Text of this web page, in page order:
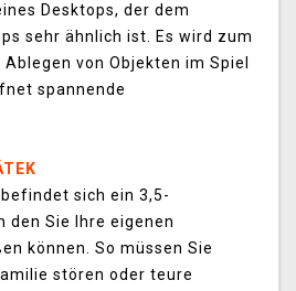
Desktops, der dem
sehr ähnlich ist. Es wird zum
von Objekten im Spiel
spannende
sich ein 3,5-
den Sie Ihre eigenen
können. So müssen Sie
stören oder teure